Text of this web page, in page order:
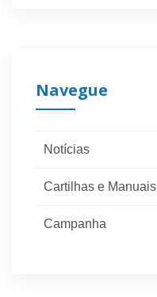
Navegue
Notícias
Cartilhas e Manuais
Campanha